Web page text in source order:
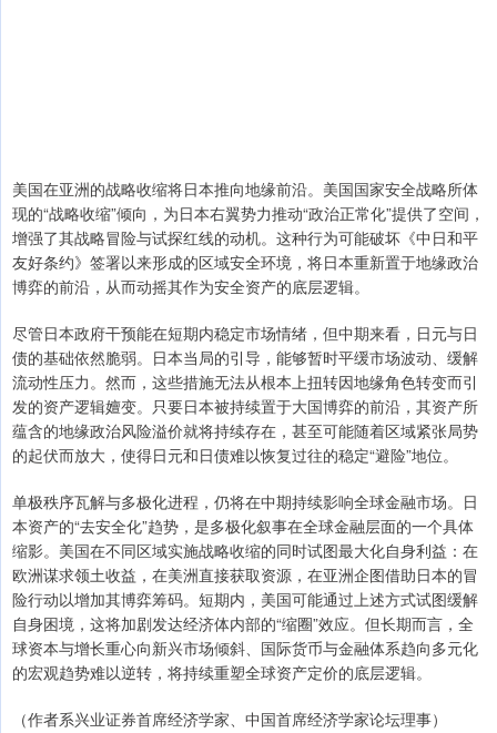
美国在亚洲的战略收缩将日本推向地缘前沿。美国国家安全战略所体
现的“战略收缩”倾向，为日本右翼势力推动“政治正常化”提供了空间，
增强了其战略冒险与试探红线的动机。这种行为可能破坏《中日和平
友好条约》签署以来形成的区域安全环境，将日本重新置于地缘政治
博弈的前沿，从而动摇其作为安全资产的底层逻辑。
尽管日本政府干预能在短期内稳定市场情绪，但中期来看，日元与日
债的基础依然脆弱。日本当局的引导，能够暂时平缓市场波动、缓解
流动性压力。然而，这些措施无法从根本上扭转因地缘角色转变而引
发的资产逻辑嬗变。只要日本被持续置于大国博弈的前沿，其资产所
蕴含的地缘政治风险溢价就将持续存在，甚至可能随着区域紧张局势
的起伏而放大，使得日元和日债难以恢复过往的稳定“避险”地位。
单极秩序瓦解与多极化进程，仍将在中期持续影响全球金融市场。日
本资产的“去安全化”趋势，是多极化叙事在全球金融层面的一个具体
缩影。美国在不同区域实施战略收缩的同时试图最大化自身利益：在
欧洲谋求领土收益，在美洲直接获取资源，在亚洲企图借助日本的冒
险行动以增加其博弈筹码。短期内，美国可能通过上述方式试图缓解
自身困境，这将加剧发达经济体内部的“缩圈”效应。但长期而言，全
球资本与增长重心向新兴市场倾斜、国际货币与金融体系趋向多元化
的宏观趋势难以逆转，将持续重塑全球资产定价的底层逻辑。
（作者系兴业证券首席经济学家、中国首席经济学家论坛理事）